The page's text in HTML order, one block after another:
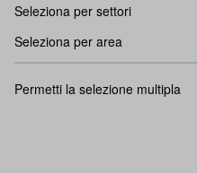
Seleziona per settori
Seleziona per area
Permetti la selezione multipla